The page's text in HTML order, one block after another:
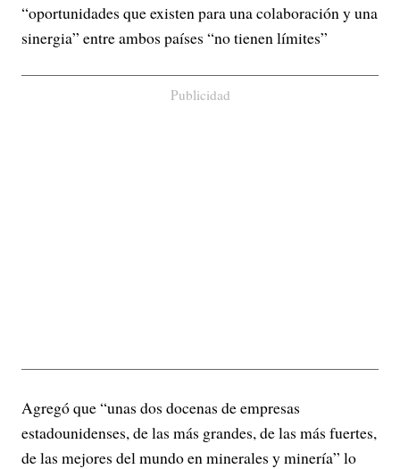
“oportunidades que existen para una colaboración y una
sinergia” entre ambos países “no tienen límites”
Publicidad
Agregó que “unas dos docenas de empresas
estadounidenses, de las más grandes, de las más fuertes,
de las mejores del mundo en minerales y minería” lo